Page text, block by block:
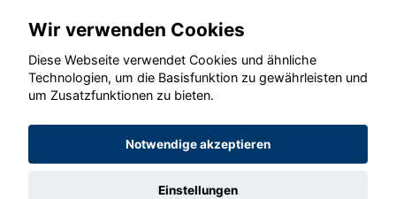
© konjunkturmotor.de GmbH 2020 - 2026
Wir verwenden Cookies
Diese Webseite verwendet Cookies und ähnliche
Technologien, um die Basisfunktion zu gewährleisten und
um Zusatzfunktionen zu bieten.
Notwendige akzeptieren
Einstellungen